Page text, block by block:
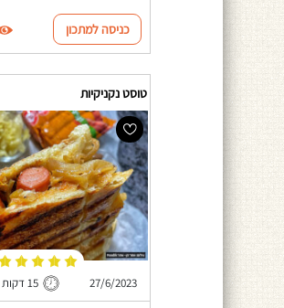
כניסה למתכון
טוסט נקניקיות
27/6/2023 15 דקות